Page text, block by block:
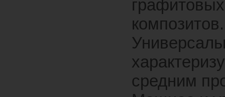
графитовых
композитов.
средним